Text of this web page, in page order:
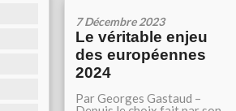
7 Décembre 2023
Le véritable enjeu
des européennes
2024
Par Georges Gastaud –